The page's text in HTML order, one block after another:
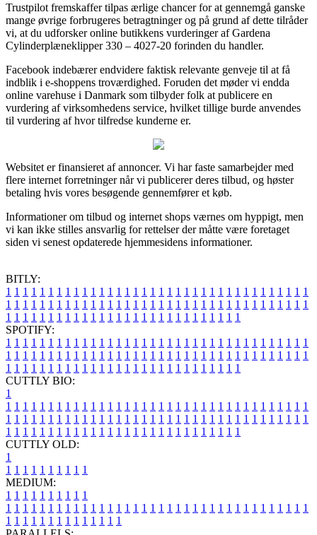
Trustpilot fremskaffer tilpas ærlige chancer for at gennemgå ganske
mange øvrige forbrugeres betragtninger og på grund af dette tilråder
vi, at du udforsker online butikkens vurderinger af Gardena
Cylinderplæneklipper 330 – 4027-20 forinden du handler.
Facebook indebærer endvidere faktisk relevante genveje til at få
indblik i e-shoppens troværdighed. Foruden det møder vi endda
online varehuse i Danmark som tilbyder folk at publicere en
vurdering af virksomhedens service, hvilket tillige burde anvendes
til vurdering af hvor tilfredse kunderne er.
Websitet er finansieret af annoncer. Vi har faste samarbejder med
flere internet forretninger når vi publicerer deres tilbud, og høster
betaling hvis vores besøgende gennemfører et køb.
Informationer om tilbud og internet shops værnes om hyppigt, men
vi kan ikke stilles ansvarlig for rettelser der måtte være foretaget
siden vi senest opdaterede hjemmesidens informationer.
BITLY:
1 1 1 1 1 1 1 1 1 1 1 1 1 1 1 1 1 1 1 1 1 1 1 1 1 1 1 1 1 1 1 1 1 1 1 1
1 1 1 1 1 1 1 1 1 1 1 1 1 1 1 1 1 1 1 1 1 1 1 1 1 1 1 1 1 1 1 1 1 1 1 1
1 1 1 1 1 1 1 1 1 1 1 1 1 1 1 1 1 1 1 1 1 1 1 1 1 1 1 1
SPOTIFY:
1 1 1 1 1 1 1 1 1 1 1 1 1 1 1 1 1 1 1 1 1 1 1 1 1 1 1 1 1 1 1 1 1 1 1 1
1 1 1 1 1 1 1 1 1 1 1 1 1 1 1 1 1 1 1 1 1 1 1 1 1 1 1 1 1 1 1 1 1 1 1 1
1 1 1 1 1 1 1 1 1 1 1 1 1 1 1 1 1 1 1 1 1 1 1 1 1 1 1 1
CUTTLY BIO:
1
1 1 1 1 1 1 1 1 1 1 1 1 1 1 1 1 1 1 1 1 1 1 1 1 1 1 1 1 1 1 1 1 1 1 1 1
1 1 1 1 1 1 1 1 1 1 1 1 1 1 1 1 1 1 1 1 1 1 1 1 1 1 1 1 1 1 1 1 1 1 1 1
1 1 1 1 1 1 1 1 1 1 1 1 1 1 1 1 1 1 1 1 1 1 1 1 1 1 1 1
CUTTLY OLD:
1
1 1 1 1 1 1 1 1 1 1
MEDIUM:
1 1 1 1 1 1 1 1 1 1
1 1 1 1 1 1 1 1 1 1 1 1 1 1 1 1 1 1 1 1 1 1 1 1 1 1 1 1 1 1 1 1 1 1 1 1
1 1 1 1 1 1 1 1 1 1 1 1 1 1